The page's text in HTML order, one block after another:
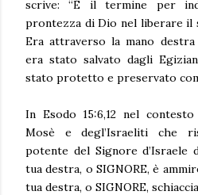
scrive: “È il termine per
prontezza di Dio nel liberare il
Era attraverso la mano
era stato salvato dagli
stato protetto e preservato
In Esodo 15:6,12 nel
Mosè e degl’Israeliti che
potente del Signore d’Israele
tua destra, o SIGNORE, è
tua destra, o SIGNORE,